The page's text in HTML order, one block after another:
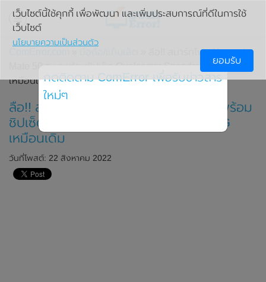
» ลือ!! สมาร์ทโฟน Huawei
Mate 50 จะมาพร้อมชิปเซ็ต Qualcomm Snapdragon 888 4G
เหมือนเดิม
ลือ!! สมาร์ทโฟน Huawei Mate 50 จะมาพร้อม
ชิปเซ็ต Qualcomm Snapdragon 888 4G
เหมือนเดิม
วันที่โพสต์: 22 สิงหาคม 2022
เว็บไซต์นี้ใช้คุกกี้ เพื่อพัฒนา และเพิ่มประสบการณ์ที่ดีในการใช้
เว็บไซต์
นโยบายความเป็นส่วนตัว
ยอมรับ
กดติดตาม ComError เพื่อรับข่าวสาร
ใหม่ๆ